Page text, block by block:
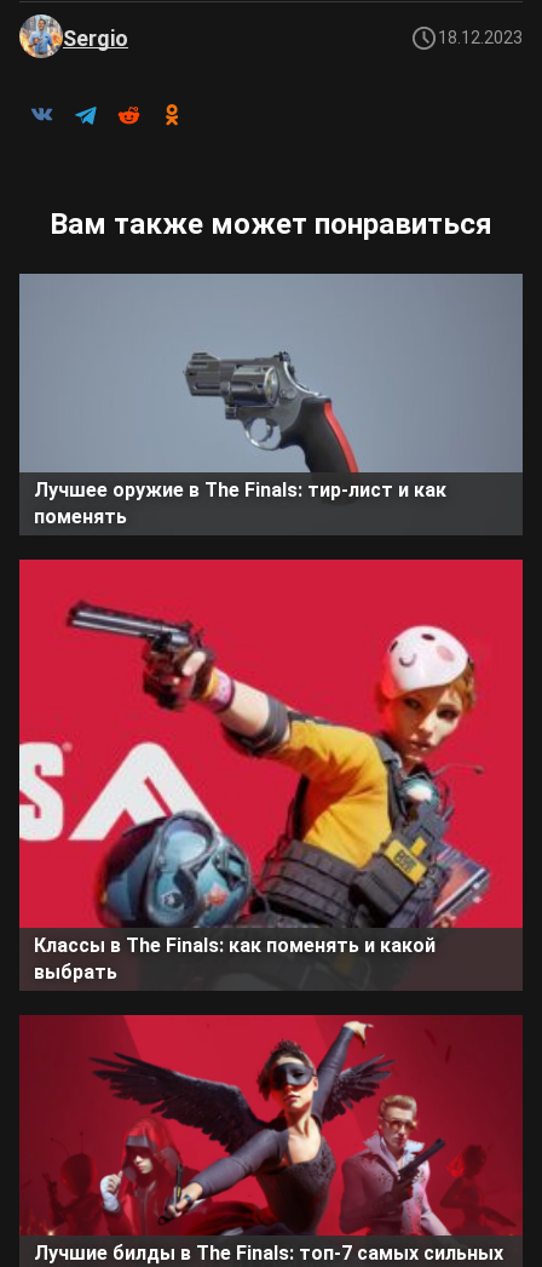
Sergio 18.12.2023
Вам также может понравиться
Лучшее оружие в The Finals: тир-лист и как
поменять
Классы в The Finals: как поменять и какой
выбрать
Лучшие билды в The Finals: топ-7 самых сильных